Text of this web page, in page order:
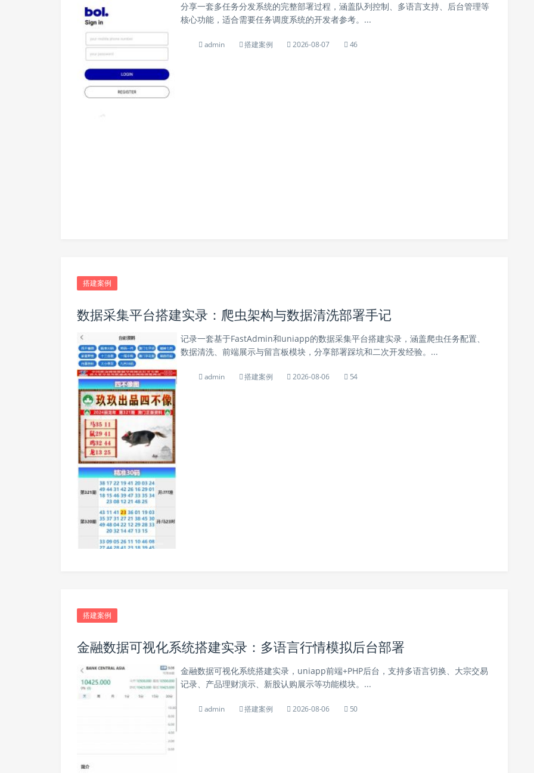
分享一套多任务分发系统的完整部署过程，涵盖队列控制、多语言支持、后台管理等
核心功能，适合需要任务调度系统的开发者参考。...
admin 搭建案例 2026-08-07 46
搭建案例
数据采集平台搭建实录：爬虫架构与数据清洗部署手记
记录一套基于FastAdmin和uniapp的数据采集平台搭建实录，涵盖爬虫任务配置、
数据清洗、前端展示与留言板模块，分享部署踩坑和二次开发经验。...
admin 搭建案例 2026-08-06 54
搭建案例
金融数据可视化系统搭建实录：多语言行情模拟后台部署
金融数据可视化系统搭建实录，uniapp前端+PHP后台，支持多语言切换、大宗交易
记录、产品理财演示、新股认购展示等功能模块。...
admin 搭建案例 2026-08-06 50